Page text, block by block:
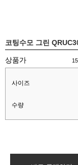
코팅수모 그린
상품가
사이즈
수량